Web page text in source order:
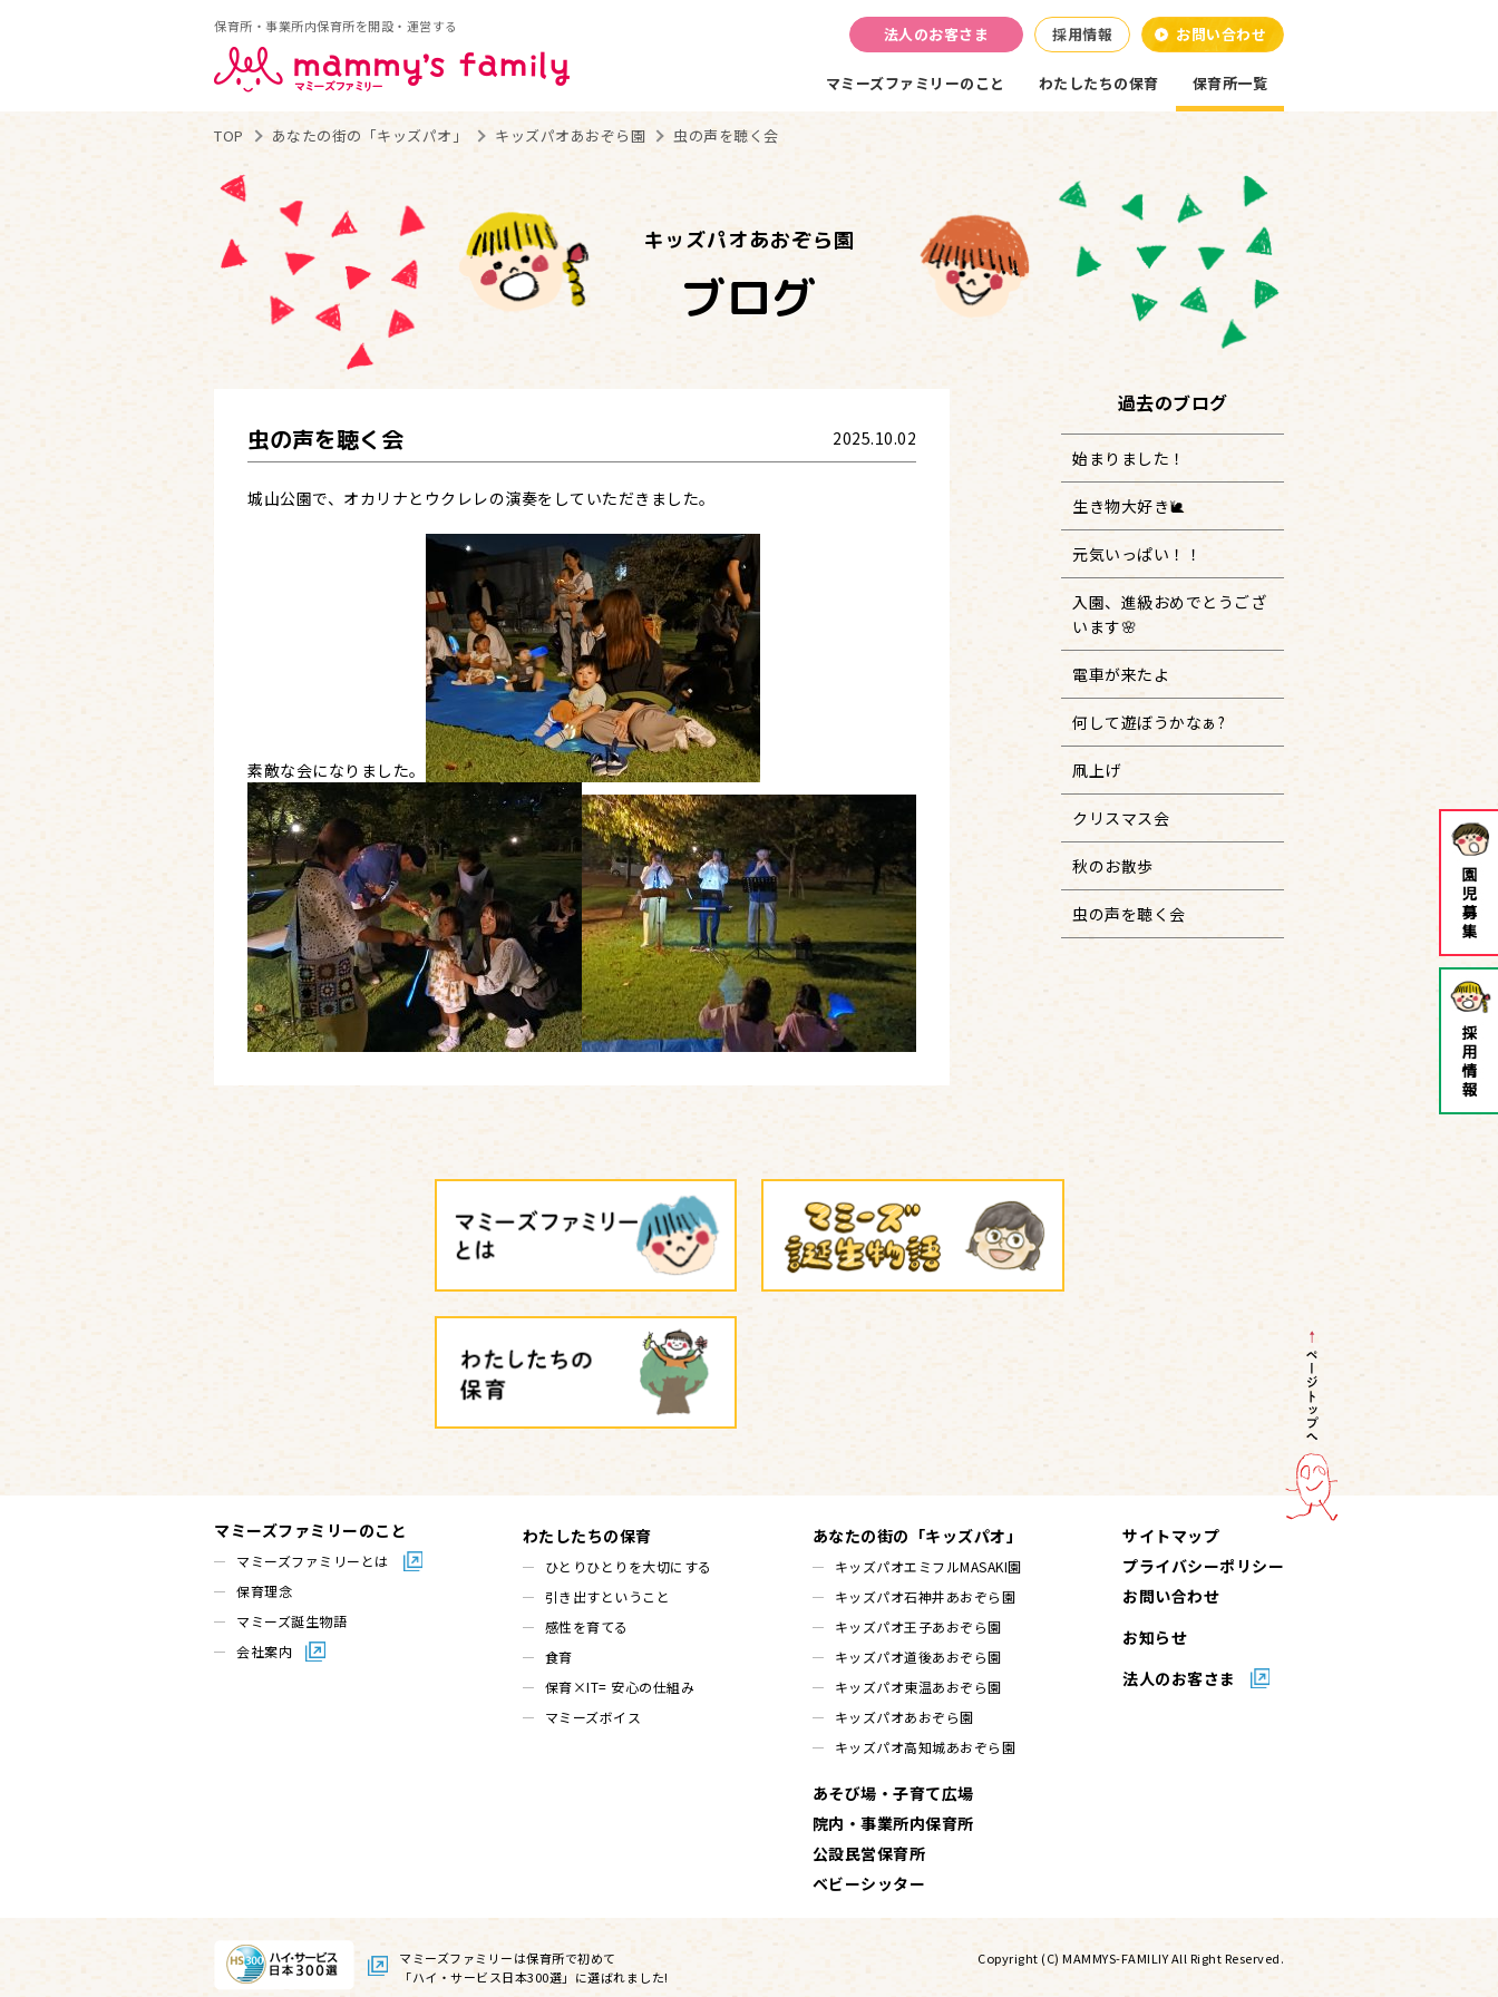
保育所・事業所内保育所を開設・運営する 法人のお客さま 採用情報 お問い合わせ
マミーズファミリーのこと わたしたちの保育 保育所一覧
TOP あなたの街の「キッズパオ」 キッズパオあおぞら園 虫の声を聴く会
キッズパオあおぞら園
ブログ
2025.10.02
虫の声を聴く会
城山公園で、オカリナとウクレレの演奏をしていただきました。
素敵な会になりました。
過去のブログ
始まりました！
生き物大好き🐌
元気いっぱい！！
入園、進級おめでとうござ
います🌸
電車が来たよ
何して遊ぼうかなぁ?
凧上げ
クリスマス会
秋のお散歩
虫の声を聴く会
マミーズファミリーのこと
マミーズファミリーとは
保育理念
マミーズ誕生物語
会社案内
わたしたちの保育
ひとりひとりを大切にする
引き出すということ
感性を育てる
食育
保育×IT= 安心の仕組み
マミーズボイス
あなたの街の「キッズパオ」
キッズパオエミフルMASAKI園
キッズパオ石神井あおぞら園
キッズパオ王子あおぞら園
キッズパオ道後あおぞら園
キッズパオ東温あおぞら園
キッズパオあおぞら園
キッズパオ高知城あおぞら園
あそび場・子育て広場
院内・事業所内保育所
公設民営保育所
ベビーシッター
サイトマップ
プライバシーポリシー
お問い合わせ
お知らせ
法人のお客さま
マミーズファミリーは保育所で初めて
「ハイ・サービス日本300選」に選ばれました!
Copyright (C) MAMMYS-FAMILIY All Right Reserved.